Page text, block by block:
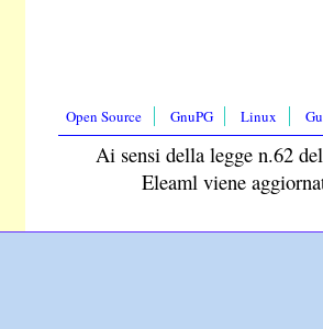
Open Source GnuPG Linux
Ai sensi della legge n.62
Eleaml viene